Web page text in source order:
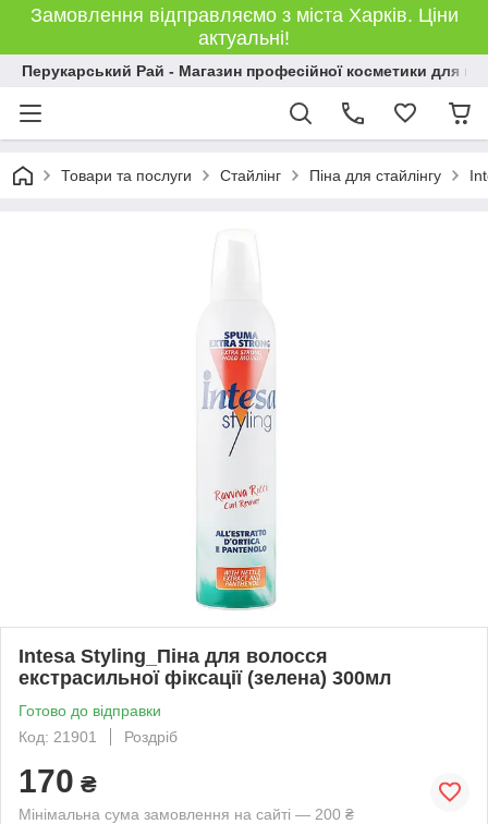
Замовлення відправляємо з міста Харків. Ціни
актуальні!
Перукарський Рай - Магазин професійної косметики для
Товари та послуги Стайлінг Піна для стайлінгу
Intesa Styling_Піна для волосся
екстрасильної фіксації (зелена) 300мл
Готово до відправки
Код: 21901
Роздріб
170 ₴
Мінімальна сума замовлення на сайті — 200 ₴